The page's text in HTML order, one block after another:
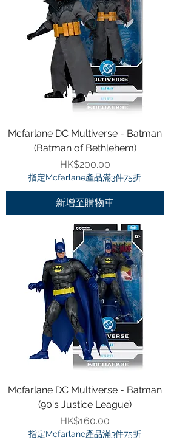
Mcfarlane DC Multiverse - Batman
(Batman of Bethlehem)
價格
HK$200.00
指定Mcfarlane產品滿3件75折
新增至購物車
Mcfarlane DC Multiverse - Batman
(90's Justice League)
價格
HK$160.00
指定Mcfarlane產品滿3件75折